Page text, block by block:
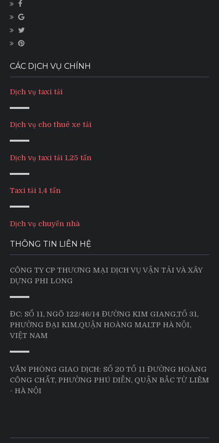
CÁC DỊCH VỤ CHÍNH
Dịch vụ taxi tải
Dịch vụ cho thuê xe tải
Dịch vụ taxi tải 1,25 tấn
Taxi tải 1,4 tấn
Dịch vụ chuyển nhà
THÔNG TIN LIÊN HỆ
CÔNG TY CP THƯƠNG MẠI DỊCH VỤ VẬN TẢI VÀ XÂY
DỰNG PHI LONG
ĐC: SỐ 11, NGÕ 122/46/14 ĐƯỜNG KIM GIANG,TỔ 31,
PHƯỜNG ĐẠI KIM,QUẬN HOÀNG MAI,TP HÀ NỘI,
VIỆT NAM
VĂN PHÒNG GIAO DỊCH: SỐ 20 TỔ 11 ĐƯỜNG HOÀNG
CÔNG CHẤT, PHƯỜNG PHÚ DIỄN, QUẬN BẮC TỪ LIÊM
- HÀ NỘI